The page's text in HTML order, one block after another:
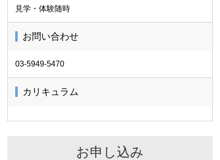
見学・体験随時
お問い合わせ
03-5949-5470
カリキュラム
お申し込み